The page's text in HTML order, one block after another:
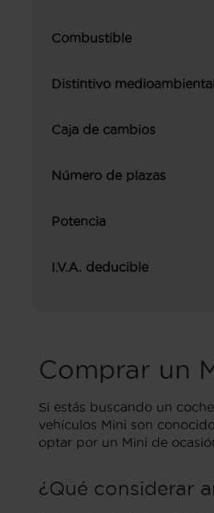
Combustible
Distintivo medioambiental
Caja de cambios
Número de plazas
Potencia
I.V.A. deducible
Comprar un
Si estás buscando un
vehículos Mini son
optar por un Mini de
¿Qué considerar